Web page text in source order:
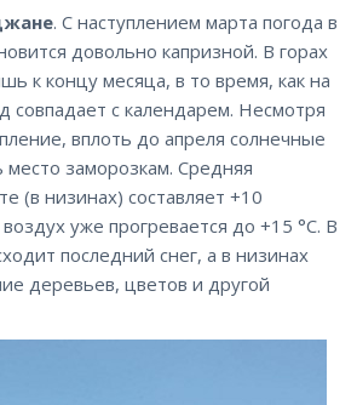
. С наступлением марта погода в
довольно капризной. В горах
к концу месяца, в то время, как на
совпадает с календарем. Несмотря
вплоть до апреля солнечные
место заморозкам. Средняя
(в низинах) составляет +10
уже прогревается до +15 °C. В
последний снег, а в низинах
деревьев, цветов и другой